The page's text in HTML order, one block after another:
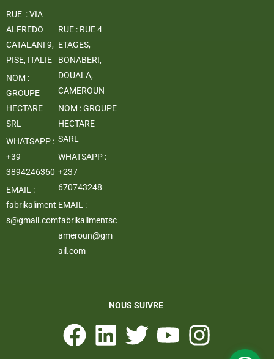
RUE : VIA
ALFREDO
CATALANI 9,
PISE, ITALIE
NOM :
GROUPE
HECTARE
SRL
WHATSAPP :
+39
3894246360
EMAIL :
fabrikaliment
s@gmail.com
RUE : RUE 4
ETAGES,
BONABERI,
DOUALA,
CAMEROUN
NOM : GROUPE
HECTARE
SARL
WHATSAPP :
+237
670743248
EMAIL :
fabrikalimentsc
ameroun@gm
ail.com
NOUS SUIVRE